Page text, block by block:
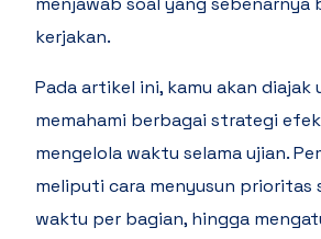
kerjakan.
Pada artikel ini, kamu akan diajak
memahami berbagai strategi
mengelola waktu selama ujian.
meliputi cara menyusun prioritas
waktu per bagian, hingga